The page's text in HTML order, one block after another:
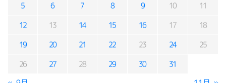
5 6 7 8 9 10 11
12 13 14 15 16 17 18
19 20 21 22 23 24 25
26 27 28 29 30 31